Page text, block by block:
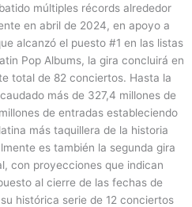
múltiples récords alrededor
en abril de 2024, en apoyo a
alcanzó el puesto #1 en las listas
Pop Albums, la gira concluirá en
total de 82 conciertos. Hasta la
más de 327,4 millones de
de entradas estableciendo
más taquillera de la historia
es también la segunda gira
con proyecciones que indican
al cierre de las fechas de
histórica serie de 12 conciertos